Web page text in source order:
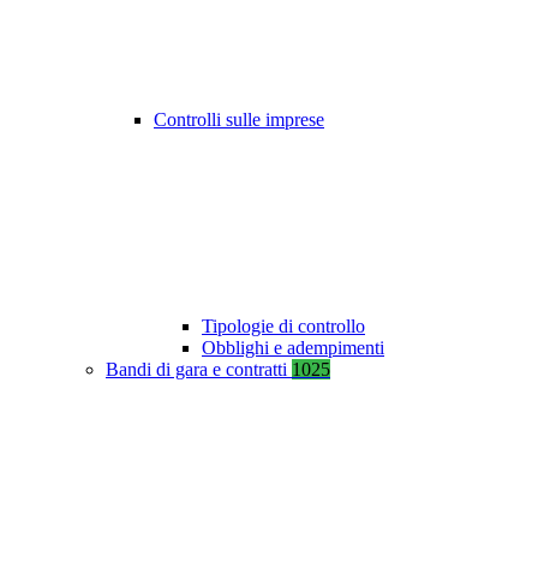
Controlli sulle imprese
Tipologie di controllo
Obblighi e adempimenti
Bandi di gara e contratti 1025